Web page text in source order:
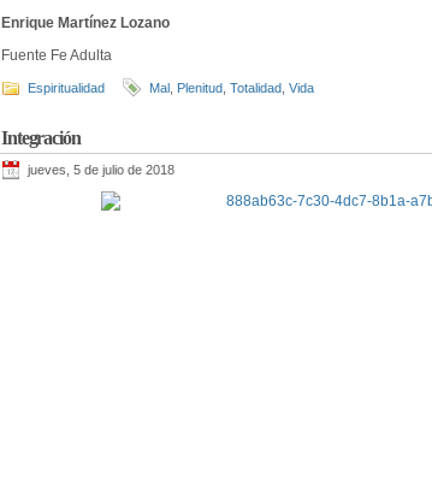
Enrique Martínez Lozano
Fuente Fe Adulta
Espiritualidad Mal Plenitud Totalidad Vida
Integración
jueves, 5 de julio de 2018